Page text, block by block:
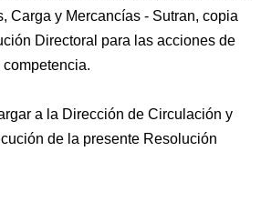
Carga y Mercancías - Sutran, copia
Directoral para las acciones de
a la Dirección de Circulación y
de la presente Resolución